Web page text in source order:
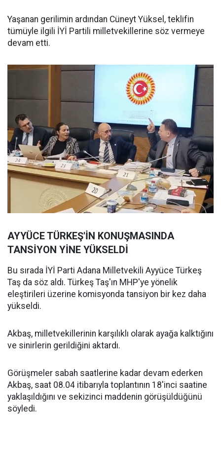
Yaşanan gerilimin ardından Cüneyt Yüksel, teklifin
tümüyle ilgili İYİ Partili milletvekillerine söz vermeye
devam etti.
AYYÜCE TÜRKEŞ'İN KONUŞMASINDA
TANSİYON YİNE YÜKSELDİ
Bu sırada İYİ Parti Adana Milletvekili Ayyüce Türkeş
Taş da söz aldı. Türkeş Taş'ın MHP'ye yönelik
eleştirileri üzerine komisyonda tansiyon bir kez daha
yükseldi.
Akbaş, milletvekillerinin karşılıklı olarak ayağa kalktığını
ve sinirlerin gerildiğini aktardı.
Görüşmeler sabah saatlerine kadar devam ederken
Akbaş, saat 08.04 itibarıyla toplantının 18'inci saatine
yaklaşıldığını ve sekizinci maddenin görüşüldüğünü
söyledi.